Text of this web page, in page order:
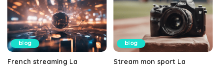
blog
French streaming La
blog
Stream mon sport La